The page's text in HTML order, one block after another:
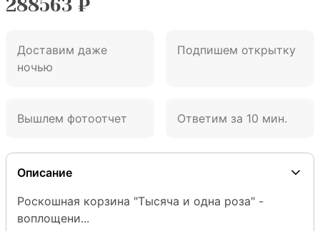
288563 ₽
Доставим даже
ночью
Подпишем открытку
Вышлем фотоотчет Ответим за 10 мин.
Описание
Роскошная корзина "Тысяча и одна роза" -
воплощени...